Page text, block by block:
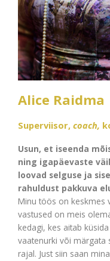
Alice Raidma
Superviisor, coach,
Usun, et iseenda
ning igapäevaste
loovad selguse ja
rahuldust pakkuva
Minu töös on keskmes
vastused on meis
kedagi, kes aitab
vaatenurki või märgata
rajal. Just siin saan